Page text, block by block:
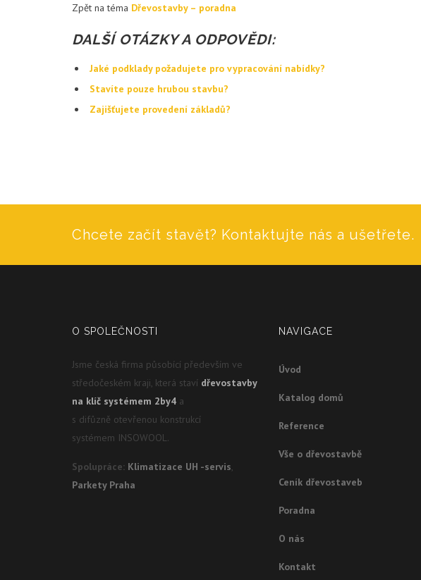
Zpět na téma Dřevostavby – poradna
DALŠÍ OTÁZKY A ODPOVĚDI:
Jaké podklady požadujete pro vypracování nabídky?
Stavíte pouze hrubou stavbu?
Zajišťujete provedení základů?
Chcete začít stavět? Kontaktujte nás a ušetřete.
O SPOLEČNOSTI
Jsme česká firma působící především ve
středočeském kraji, která staví dřevostavby
na klíč systémem 2by4 a
s difůzně otevřenou konstrukcí
systémem INSOWOOL.
Spolupráce: Klimatizace UH -servis,
Parkety Praha
NAVIGACE
Úvod
Katalog domů
Reference
Vše o dřevostavbě
Ceník dřevostaveb
Poradna
O nás
Kontakt